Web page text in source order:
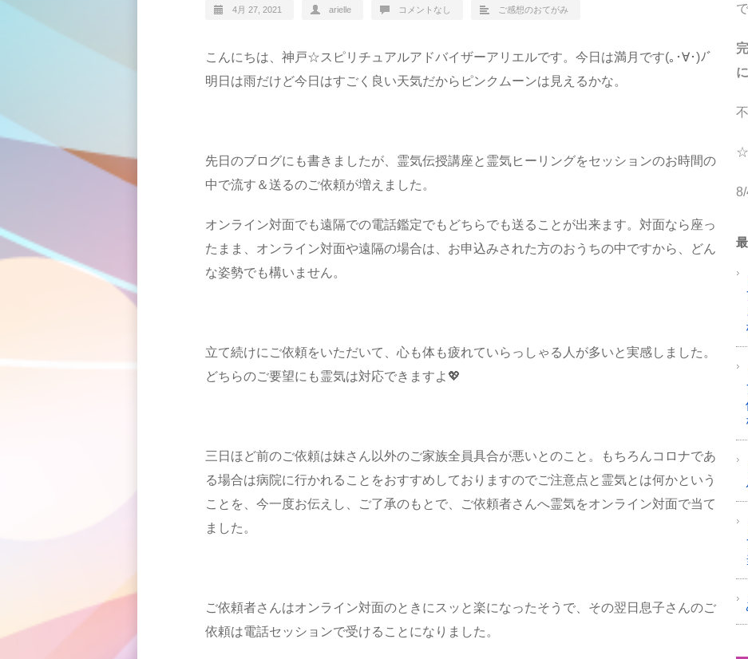
4月 27, 2021 arielle コメントなし ご感想のおてがみ
こんにちは、神戸☆スピリチュアルアドバイザーアリエルです。今日は満月です(｡･∀･)ﾉﾞ
明日は雨だけど今日はすごく良い天気だからピンクムーンは見えるかな。
先日のブログにも書きましたが、霊気伝授講座と霊気ヒーリングをセッションのお時間の
中で流す＆送るのご依頼が増えました。
オンライン対面でも遠隔での電話鑑定でもどちらでも送ることが出来ます。対面なら座っ
たまま、オンライン対面や遠隔の場合は、お申込みされた方のおうちの中ですから、どん
な姿勢でも構いません。
立て続けにご依頼をいただいて、心も体も疲れていらっしゃる人が多いと実感しました。
どちらのご要望にも霊気は対応できますよ💖
三日ほど前のご依頼は妹さん以外のご家族全員具合が悪いとのこと。もちろんコロナであ
る場合は病院に行かれることをおすすめしておりますのでご注意点と霊気とは何かという
ことを、今一度お伝えし、ご了承のもとで、ご依頼者さんへ霊気をオンライン対面で当て
ました。
ご依頼者さんはオンライン対面のときにスッと楽になったそうで、その翌日息子さんのご
依頼は電話セッションで受けることになりました。
に
☆